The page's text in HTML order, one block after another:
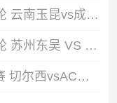
2026年08月08日 中超第22轮 云南玉昆vs成都蓉城 全场录像
2026年08月08日 中甲第18轮 苏州东吴 VS 长春亚泰 全场录像
2026年08月08日 足球友谊赛 切尔西vsAC米兰 全场录像